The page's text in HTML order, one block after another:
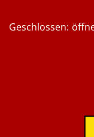
Klicken, um
Geschlossen: